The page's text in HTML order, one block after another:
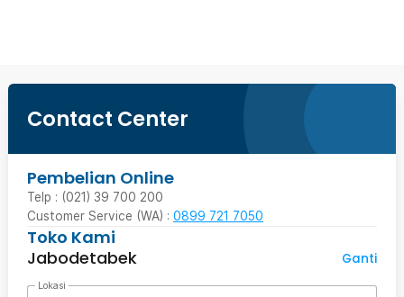
Contact Center
Pembelian Online
Telp : (021) 39 700 200
Customer Service (WA) : 0899 721 7050
Toko Kami
Jabodetabek
Ganti
Lokasi